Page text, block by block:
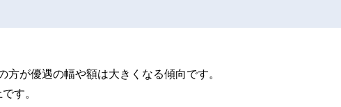
方が優遇の幅や額は大きくなる傾向です。
す。